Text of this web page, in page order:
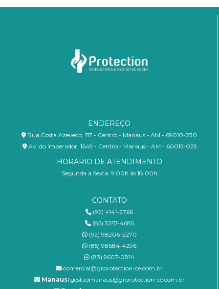
ENDEREÇO
Rua Costa Azevedo, 117 - Centro - Manaus - AM - 69010-230
Av. do Imperador, 1649 - Centro - Manaus - AM - 60015-025
HORÁRIO DE ATENDIMENTO
Segunda à Sexta: 9:00h às 18:00h
CONTATO
(92) 4141-2766
(85) 3257-4685
(92) 98206-2270
(85) 98684-4296
(83) 9607-0814
comercial@grprotection-ce.com.br
Manaus:gestaomanaus@grprotection-ce.com.br